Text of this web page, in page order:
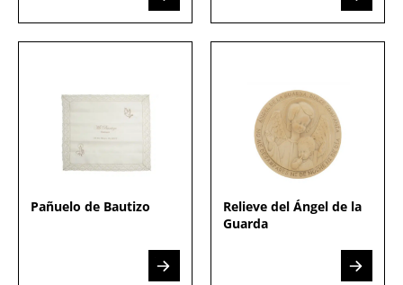
Pañuelo de Bautizo
Relieve del Ángel de la
Guarda